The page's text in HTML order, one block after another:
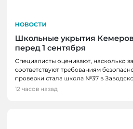
НОВОСТИ
Школьные укрытия
перед 1 сентября
Специалисты оценивают, насколько
соответствуют требованиям
проверки стала школа №37 в
12 часов назад